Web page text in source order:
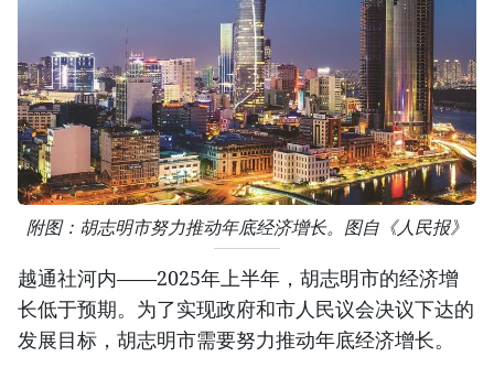
附图：胡志明市努力推动年底经济增长。图自《人民报》
越通社河内——2025年上半年，胡志明市的经济增
长低于预期。为了实现政府和市人民议会决议下达的
发展目标，胡志明市需要努力推动年底经济增长。